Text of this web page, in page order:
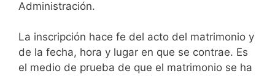
Administración.
La inscripción hace fe del acto del matrimonio y
de la fecha, hora y lugar en que se contrae. Es
el medio de prueba de que el matrimonio se ha